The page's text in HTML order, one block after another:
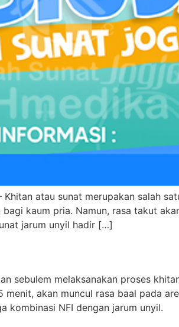
atau sunat merupakan salah
kaum pria. Namun, rasa takut
jarum unyil hadir […]
sebulem melaksanakan proses
akan muncul rasa baal pada
kombinasi NFI dengan jarum unyil.